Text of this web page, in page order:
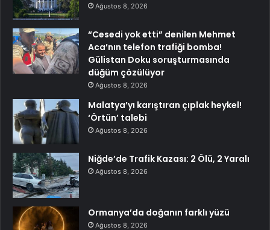
Ağustos 8, 2026
“Cesedi yok etti” denilen Mehmet
Aca’nın telefon trafiği bomba!
Gülistan Doku soruşturmasında
düğüm çözülüyor
Ağustos 8, 2026
Malatya’yı karıştıran çıplak heykel!
‘Örtün’ talebi
Ağustos 8, 2026
Niğde’de Trafik Kazası: 2 Ölü, 2 Yaralı
Ağustos 8, 2026
Ormanya’da doğanın farklı yüzü
Ağustos 8, 2026